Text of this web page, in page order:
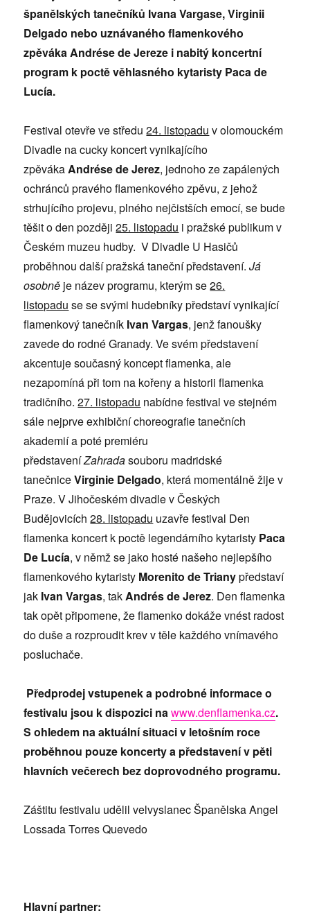
španělských tanečníků Ivana Vargase, Virginii
Delgado nebo uznávaného flamenkového
zpěváka Andrése de Jereze i nabitý koncertní
program k poctě věhlasného kytaristy Paca de
Lucía.
Festival otevře ve středu24. listopadu v olomouckém
Divadle na cucky koncert vynikajícího
zpěvákaAndrése de Jerez, jednoho ze zapálených
ochránců pravého flamenkového zpěvu, z jehož
strhujícího projevu, plného nejčistších emocí, se bude
těšit o den později25. listopadu i pražské publikum v
Českém muzeu hudby. V Divadle U Hasičů
proběhnou další pražská taneční představení.Já
osobně je název programu, kterým se26.
listopadu se se svými hudebníky představí vynikající
flamenkový tanečník Ivan Vargas, jenž fanoušky
zavede do rodné Granady. Ve svém představení
akcentuje současný koncept flamenka, ale
nezapomíná při tom na kořeny a historii flamenka
tradičního.27. listopadu nabídne festival ve stejném
sále nejprve exhibiční choreografie tanečních
akademií a poté premiéru
představeníZahradasouboru madridské
tanečniceVirginie Delgado, která momentálně žije v
Praze. V Jihočeském divadle v Českých
Budějovicích28. listopadu uzavře festival Den
flamenka koncert k poctě legendárního kytaristy Paca
De Lucía, v němž se jako hosté našeho nejlepšího
flamenkového kytaristy Morenito de Trianypředstaví
jak Ivan Vargas, takAndrés de Jerez. Den flamenka
tak opět připomene, že flamenko dokáže vnést radost
do duše a rozproudit krev v těle každého vnímavého
posluchače.
Předprodej vstupenek a podrobné informace o
festivalu jsou k dispozici nawww.denflamenka.cz.
S ohledem na aktuální situaci v letošním roce
proběhnou pouze koncerty a představení v pěti
hlavních večerech bez doprovodného programu.
Záštitu festivalu udělil velvyslanec Španělska Angel
Lossada Torres Quevedo
Hlavní partner: